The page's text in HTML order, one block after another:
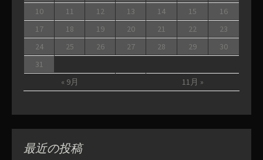
« 9月 11月 »
10
11 12 13 14 15
16
17
18 19 20 21 22
23
24
25 26 27 28 29
30
31
最近の投稿